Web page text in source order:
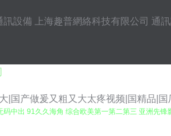
訊設備 上海趣普網絡科技有限公司 通
国产做爰又粗又大太疼视频|国精品|
出 91久久海角 综合欧美第一第二第三 亚洲先